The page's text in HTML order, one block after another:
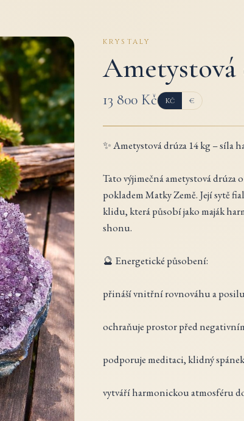
KRYSTALY
Ametystová
13 800 Kč Kč €
✨ Ametystová drúza 14 kg – síla
Tato výjimečná ametystová drúza
pokladem Matky Země. Její sytě
klidu, která působí jako maják
shonu.
🔮 Energetické působení:
přináší vnitřní rovnováhu a
ochraňuje prostor před
podporuje meditaci, klidný
vytváří harmonickou atmosféru